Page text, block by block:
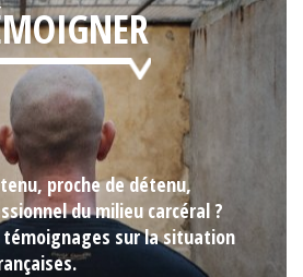
proche de détenu,
du milieu carcéral ?
témoignages sur la situation